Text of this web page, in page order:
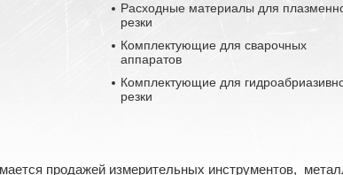
Расходные материалы для
резки
Комплектующие для сварочных
аппаратов
Комплектующие для
резки
продажей измерительных инструментов,